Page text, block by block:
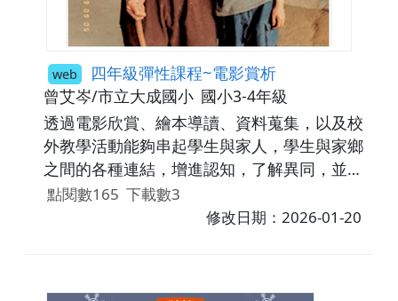
web 四年級彈性課程~電影賞析
曾艾岑/市立大成國小 國小3-4年級
透過電影欣賞、繪本導讀、資料蒐集，以及校
外教學活動能夠串起學生與家人，學生與家鄉
之間的各種連結，增進認知，了解異同，並進
而懂得體諒和欣賞。
點閱數165 下載數3
修改日期：2026-01-20